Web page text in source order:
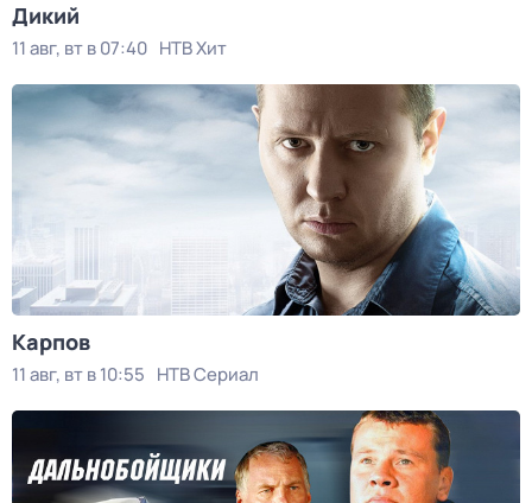
Дикий
11 авг, вт в 07:40 НТВ Хит
Карпов
11 авг, вт в 10:55 НТВ Сериал